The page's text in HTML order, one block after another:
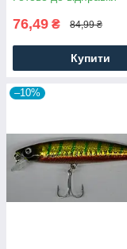
76,49 ₴ 84,99 ₴
Купити
–10%